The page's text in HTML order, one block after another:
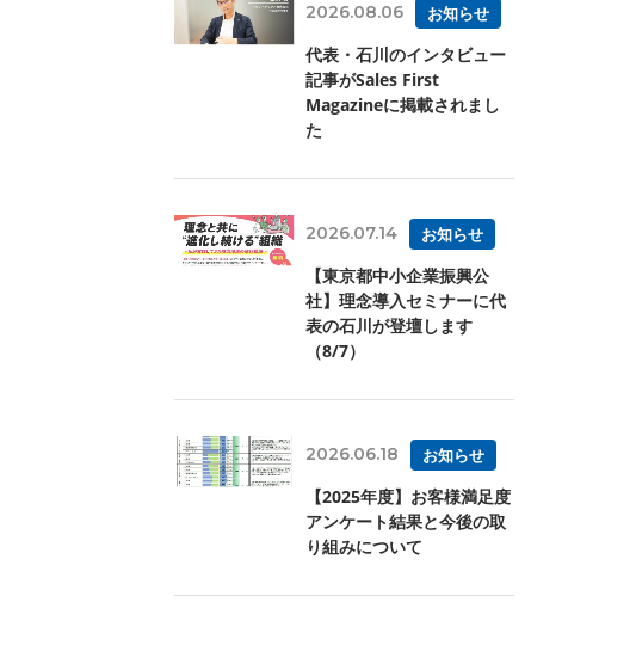
2026.08.06 お知らせ
代表・石川のインタビュー
記事がSales First
Magazineに掲載されまし
た
2026.07.14 お知らせ
【東京都中小企業振興公
社】理念導入セミナーに代
表の石川が登壇します
（8/7）
2026.06.18 お知らせ
【2025年度】お客様満足度
アンケート結果と今後の取
り組みについて